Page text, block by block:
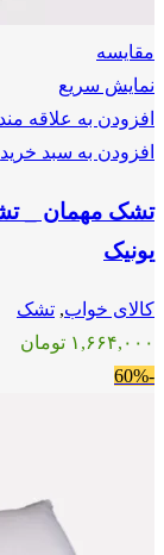
مقايسه
نمایش سریع
افزودن به علاقه
افزودن به سبد خرید
تشک مهمان _
یونیک
کالای خواب, تشک
۱,۶۶۴,۰۰۰ تومان
-60%